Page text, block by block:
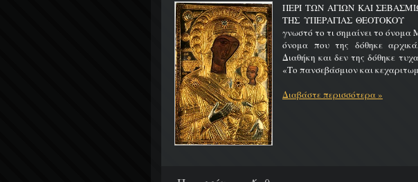
ΠΕΡΙ ΤΩΝ ΑΓΙΩΝ ΚΑΙ
ΤΗΣ ΥΠΕΡΑΓΙΑΣ
γνωστό το τι σημαίνει το όνομα
όνομα που της δόθηκε
Διαθήκη και δεν της δόθηκε
«Το πανσεβάσμιον και
Διαβάστε περισσότερα »